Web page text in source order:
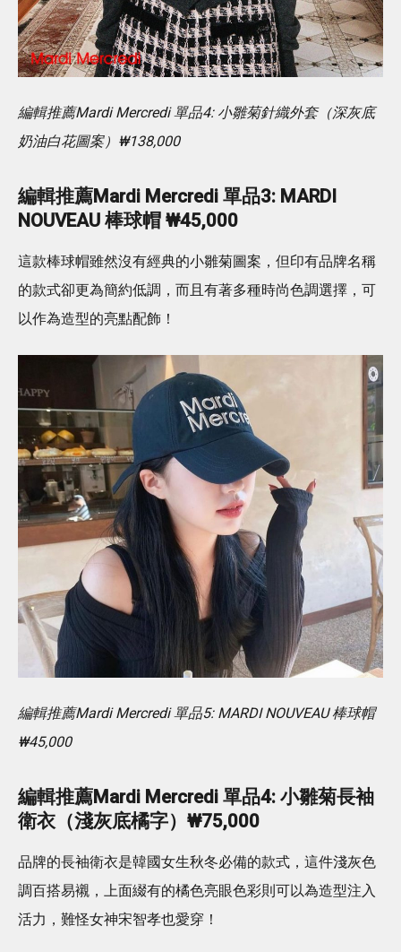
編輯推薦Mardi Mercredi 單品4: 小雛菊針織外套（深灰底
奶油白花圖案）₩138,000
編輯推薦Mardi Mercredi 單品3: MARDI
NOUVEAU 棒球帽 ₩45,000
這款棒球帽雖然沒有經典的小雛菊圖案，但印有品牌名稱
的款式卻更為簡約低調，而且有著多種時尚色調選擇，可
以作為造型的亮點配飾！
編輯推薦Mardi Mercredi 單品5: MARDI NOUVEAU 棒球帽
₩45,000
編輯推薦Mardi Mercredi 單品4: 小雛菊長袖
衛衣（淺灰底橘字）₩75,000
品牌的長袖衛衣是韓國女生秋冬必備的款式，這件淺灰色
調百搭易襯，上面綴有的橘色亮眼色彩則可以為造型注入
活力，難怪女神宋智孝也愛穿！